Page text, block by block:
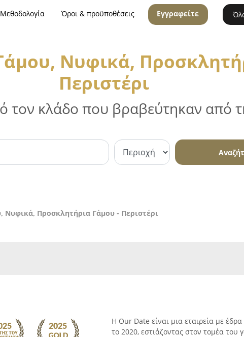
Μεθοδολογία Όροι & προϋποθέσεις Εγγραφείτε
Νυφικά,
Περιστέρι
τον κλάδο που βραβεύτηκαν από
Νυφικά, Προσκλητήρια Γάμου - Περιστέρι
Η Our Date είναι μια εταιρεία με
το 2020, εστιάζοντας στον τομέα του